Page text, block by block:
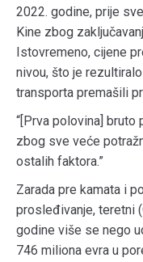
2022. godine, prije
Kine zbog
Istovremeno, cijene
nivou, što je
transporta premašili
“[Prva polovina]
zbog sve veće
ostalih faktora.”
Zarada pre kamata i
prosleđivanje, teretni
godine više se nego
746 miliona evra u